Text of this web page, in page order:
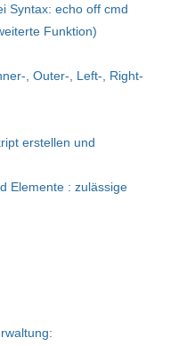
Syntax: echo off cmd
Funktion)
, Outer-, Left-, Right-
erstellen und
Elemente : zulässige